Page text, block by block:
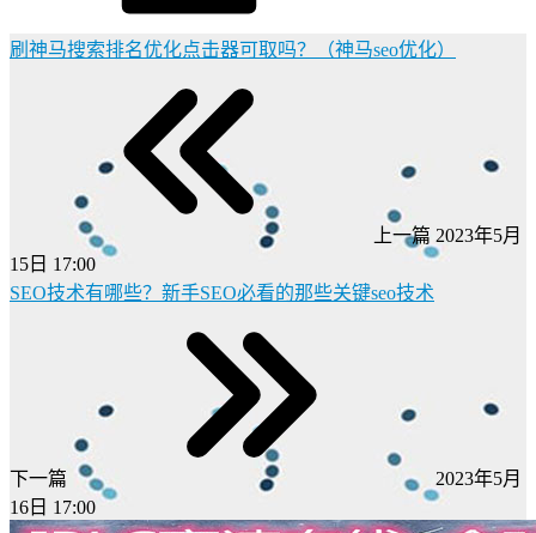
刷神马搜索排名优化点击器可取吗？（神马seo优化）
上一篇 2023年5月
15日 17:00
SEO技术有哪些？新手SEO必看的那些关键seo技术
下一篇
2023年5月
16日 17:00